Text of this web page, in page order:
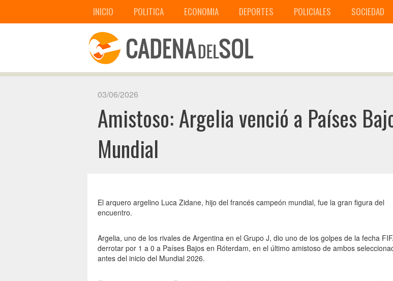
INICIO POLITICA ECONOMIA DEPORTES POLICIALES SOCIEDAD
03/06/2026
Amistoso: Argelia venció a Países
Mundial
El arquero argelino Luca Zidane, hijo del francés campeón mundial, fue la gran figura del
encuentro.
Argelia, uno de los rivales de Argentina en el Grupo J, dio uno de los golpes de la fecha
derrotar por 1 a 0 a Países Bajos en Róterdam, en el último amistoso de ambos
antes del inicio del Mundial 2026.